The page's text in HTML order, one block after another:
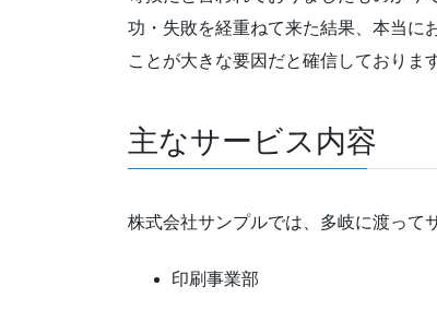
功・失敗を経重ねて来た結果、本当に
ことが大きな要因だと確信しております
主なサービス内容
株式会社サンプルでは、多岐に渡って
印刷事業部